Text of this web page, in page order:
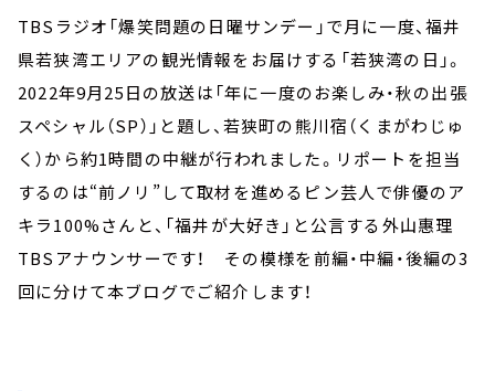
TBSラジオ「爆笑問題の日曜サンデー」で月に一度、福井
県若狭湾エリアの観光情報をお届けする「若狭湾の日」。
2022年9月25日の放送は「年に一度のお楽しみ・秋の出張
スペシャル（SP）」と題し、若狭町の熊川宿（くまがわじゅ
く）から約1時間の中継が行われました。リポートを担当
するのは“前ノリ”して取材を進めるピン芸人で俳優のア
キラ100%さんと、「福井が大好き」と公言する外山惠理
TBSアナウンサーです！ その模様を前編・中編・後編の3
回に分けて本ブログでご紹介します！